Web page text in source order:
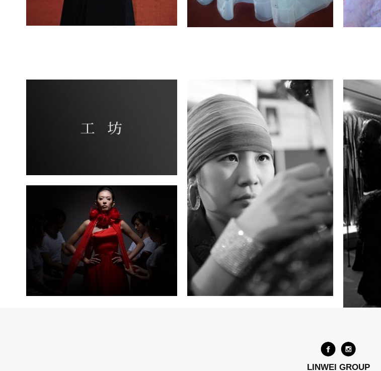
LINWEI GROUP